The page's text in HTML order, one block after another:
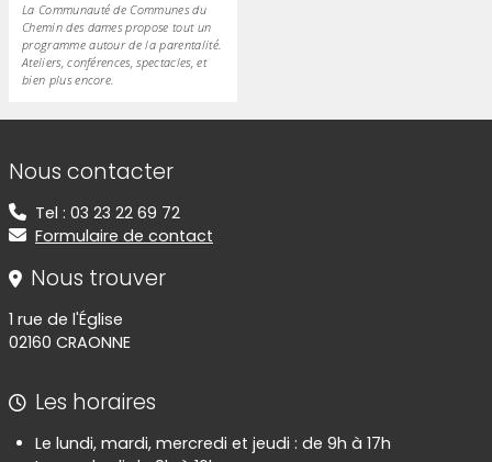
La Communauté de Communes du
Chemin des dames propose tout un
programme autour de la parentalité.
Ateliers, conférences, spectacles, et
bien plus encore.
Informations de contact
Nous contacter
Tel : 03 23 22 69 72
Formulaire de contact
Nous trouver
1 rue de l'Église
02160 CRAONNE
Les horaires
Le lundi, mardi, mercredi et jeudi : de 9h à 17h